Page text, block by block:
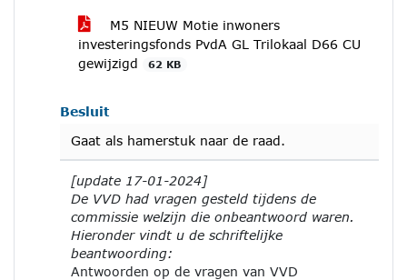
M5 NIEUW Motie inwoners
investeringsfonds PvdA GL Trilokaal D66 CU
gewijzigd
62 KB
Besluit
Gaat als hamerstuk naar de raad.
[update 17-01-2024]
De VVD had vragen gesteld tijdens de
commissie welzijn die onbeantwoord waren.
Hieronder vindt u de schriftelijke
beantwoording:
Antwoorden op de vragen van VVD